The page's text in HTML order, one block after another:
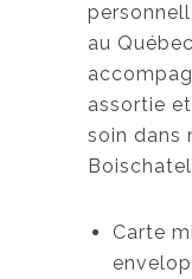
au
assortie
soin dans
Carte